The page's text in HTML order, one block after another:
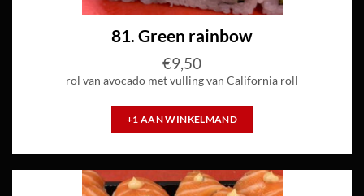
81. Green rainbow
€9,50
rol van avocado met vulling van California roll
+1 AAN WINKELMAND